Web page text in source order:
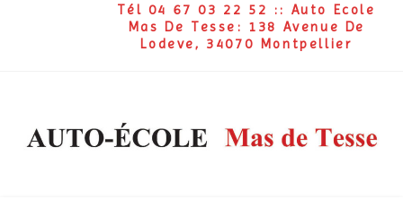
Tél 04 67 03 22 52 :: Auto Ecole
Mas De Tesse: 138 Avenue De
Lodeve, 34070 Montpellier